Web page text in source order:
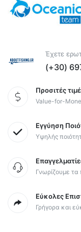
Έχετε
(+30)
Προσιτές
Value-for-
Εγγύηση
Υψηλής
Γνωρίζουμε τα
Εύκολες
Γρήγορα και